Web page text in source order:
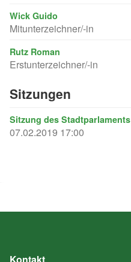
Wick Guido
Mitunterzeichner/-in
Rutz Roman
Erstunterzeichner/-in
Sitzungen
Sitzung des Stadtparlaments
07.02.2019 17:00
Kontakt